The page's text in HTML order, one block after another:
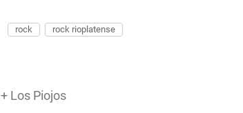
rock rock rioplatense
+ Los Piojos